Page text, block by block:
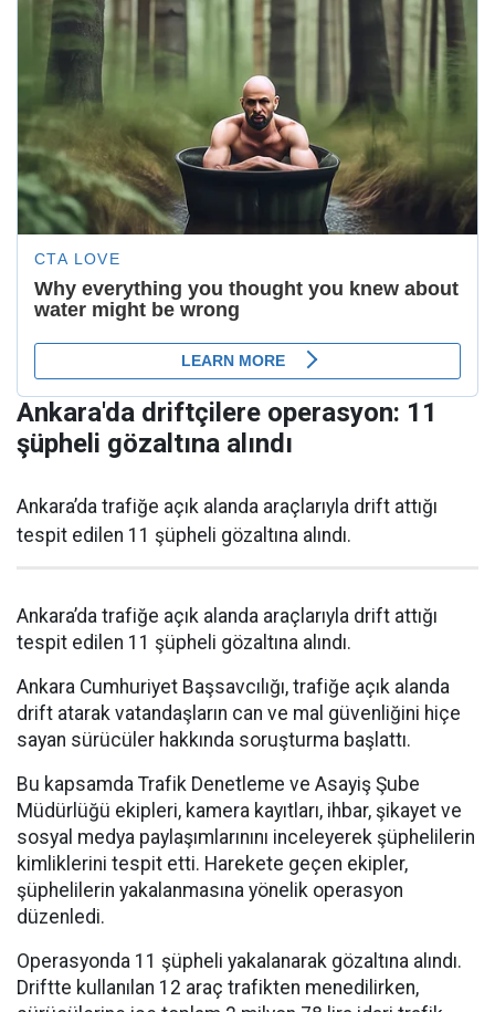
Ankara'da driftçilere operasyon: 11
şüpheli gözaltına alındı
Ankara’da trafiğe açık alanda araçlarıyla drift attığı
tespit edilen 11 şüpheli gözaltına alındı.
Ankara’da trafiğe açık alanda araçlarıyla drift attığı
tespit edilen 11 şüpheli gözaltına alındı.
Ankara Cumhuriyet Başsavcılığı, trafiğe açık alanda
drift atarak vatandaşların can ve mal güvenliğini hiçe
sayan sürücüler hakkında soruşturma başlattı.
Bu kapsamda Trafik Denetleme ve Asayiş Şube
Müdürlüğü ekipleri, kamera kayıtları, ihbar, şikayet ve
sosyal medya paylaşımlarınını inceleyerek şüphelilerin
kimliklerini tespit etti. Harekete geçen ekipler,
şüphelilerin yakalanmasına yönelik operasyon
düzenledi.
Operasyonda 11 şüpheli yakalanarak gözaltına alındı.
Driftte kullanılan 12 araç trafikten menedilirken,